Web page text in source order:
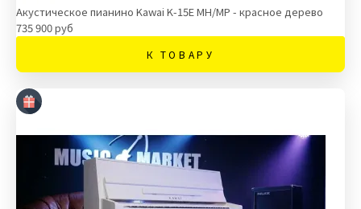
Акустическое пианино Kawai K-15E MH/MP - красное дерево
735 900 руб
К ТОВАРУ